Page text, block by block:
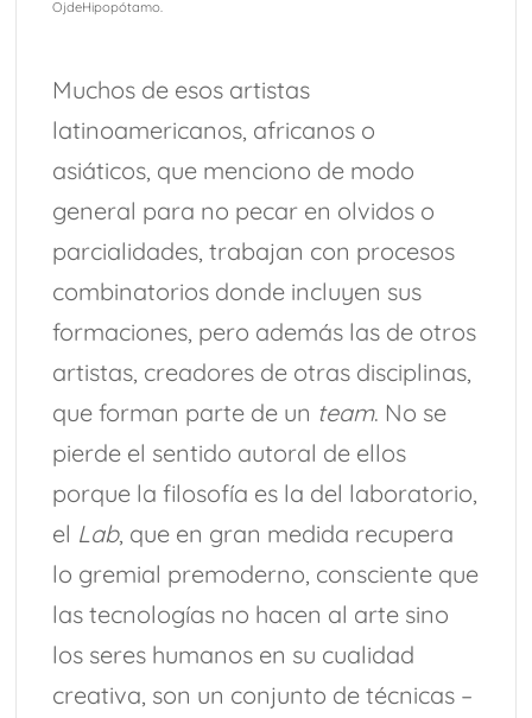
OjdeHipopótamo.
Muchos de esos artistas
latinoamericanos, africanos o
asiáticos, que menciono de modo
general para no pecar en olvidos o
parcialidades, trabajan con procesos
combinatorios donde incluyen sus
formaciones, pero además las de otros
artistas, creadores de otras disciplinas,
que forman parte de un team. No se
pierde el sentido autoral de ellos
porque la filosofía es la del laboratorio,
el Lab, que en gran medida recupera
lo gremial premoderno, consciente que
las tecnologías no hacen al arte sino
los seres humanos en su cualidad
creativa, son un conjunto de técnicas –